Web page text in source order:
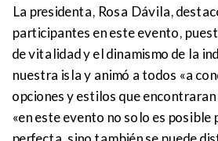
La presidenta, Rosa Dávila,
participantes en este evento,
de vitalidad y el dinamismo de la
nuestra isla y animó a todos «a
opciones y estilos que
«en este evento no solo es